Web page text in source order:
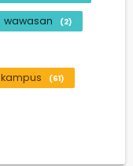
wawasan (2)
(61)